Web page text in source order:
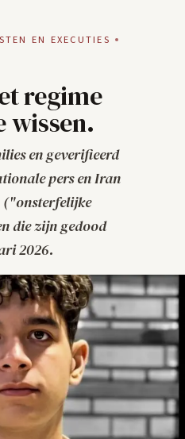
EN EXECUTIES
regime
wissen.
en geverifieerd
pers en Iran
("onsterfelijke
die zijn gedood
2026.